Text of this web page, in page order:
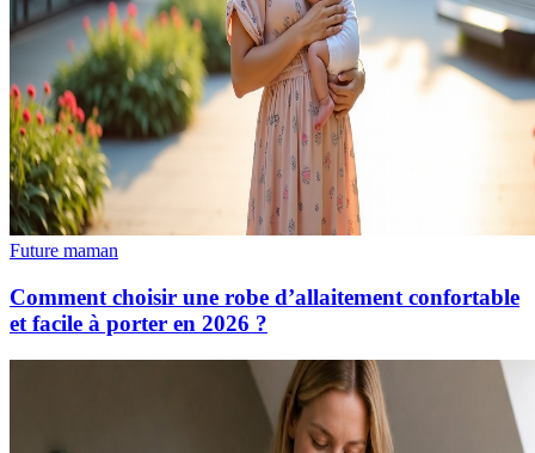
Future maman
Comment choisir une robe d’allaitement confortable
et facile à porter en 2026 ?